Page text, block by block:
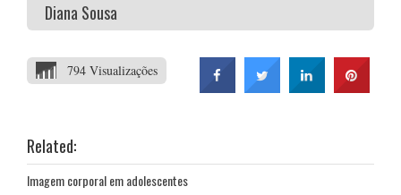
Diana Sousa
794 Visualizações
Related:
Imagem corporal em adolescentes